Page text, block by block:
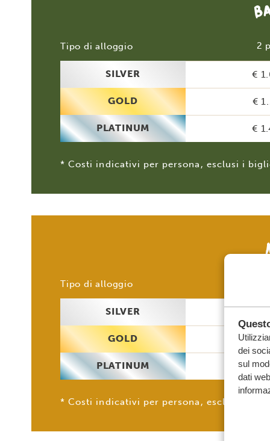
dei
sul
dati
Tipo di alloggio 2
SILVER €
GOLD €
PLATINUM €
* Costi indicativi per persona, esclusi i
Tipo di alloggio
SILVER
GOLD €
PLATINUM €
* Costi indicativi per persona, esclusi i